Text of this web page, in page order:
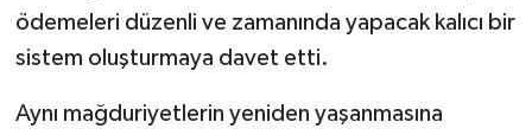
ödemeleri düzenli ve zamanında yapacak kalıcı bir
sistem oluşturmaya davet etti.
Aynı mağduriyetlerin yeniden yaşanmasına